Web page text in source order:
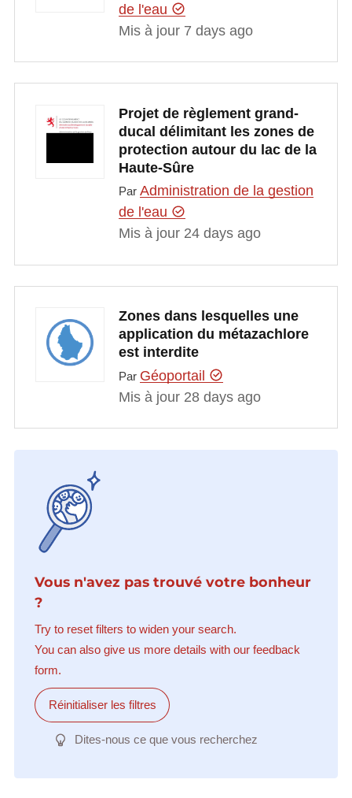
de l'eau
Mis à jour 7 days ago
Projet de règlement grand-
ducal délimitant les zones de
protection autour du lac de la
Haute-Sûre
Par Administration de la gestion
de l'eau
Mis à jour 24 days ago
Zones dans lesquelles une
application du métazachlore
est interdite
Par Géoportail
Mis à jour 28 days ago
Vous n'avez pas trouvé votre bonheur
?
Try to reset filters to widen your search.
You can also give us more details with our feedback
form.
Réinitialiser les filtres
Dites-nous ce que vous recherchez